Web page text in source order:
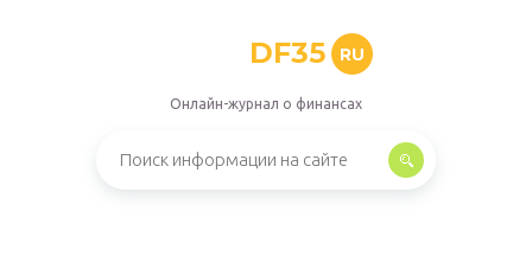
DF35 RU
Онлайн-журнал о финансах